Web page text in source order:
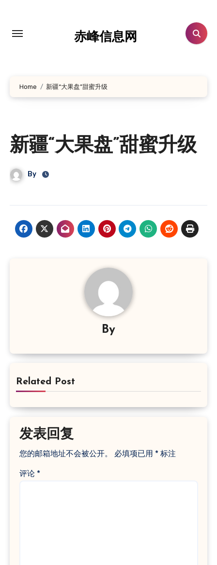
赤峰信息网
Home 新疆“大果盘”甜蜜升级
新疆“大果盘”甜蜜升级
By
By
Related Post
发表回复
您的邮箱地址不会被公开。 必填项已用 *标注
评论 *